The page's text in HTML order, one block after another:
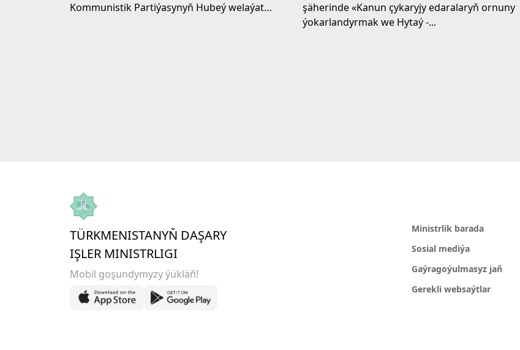
Kommunistik Partiýasynyň Hubeý welaýat
şäherinde «Kanun çykaryjy edaralaryň ornuny
ýokarlandyrmak we Hytaý -...
TÜRKMENISTANYŇ DAŞARY
IŞLER MINISTRLIGI
Mobil goşundymyzy ýükläň!
Ministrlik barada
Sosial mediýa
Gaýragoýulmasyz jaň
Gerekli websaýtlar